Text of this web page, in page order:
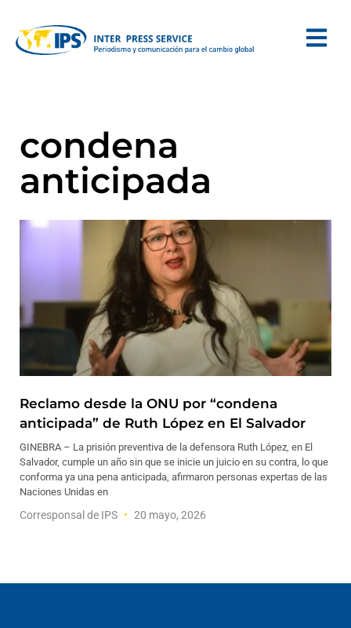
condena
anticipada
Reclamo desde la ONU por “condena
anticipada” de Ruth López en El Salvador
GINEBRA – La prisión preventiva de la defensora Ruth López, en El
Salvador, cumple un año sin que se inicie un juicio en su contra, lo que
conforma ya una pena anticipada, afirmaron personas expertas de las
Naciones Unidas en
Corresponsal de IPS 20 mayo, 2026